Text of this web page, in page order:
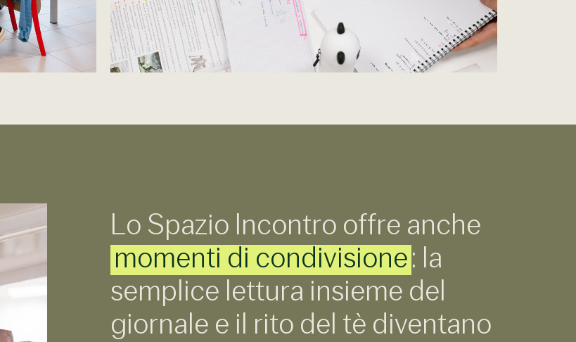
Lo Spazio Incontro offre anche
momenti di condivisione: la
semplice lettura insieme del
giornale e il rito del tè diventano